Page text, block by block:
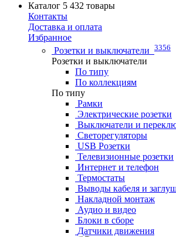
Каталог 5 432 товары
Контакты
Доставка и оплата
Избранное
Розетки и выключатели 3356
Розетки и выключатели
По типу
По коллекциям
По типу
Рамки
Электрические розетки
Выключатели и
Светорегуляторы
USB Розетки
Телевизионные розетки
Интернет и телефон
Термостаты
Выводы кабеля и
Накладной монтаж
Аудио и видео
Блоки в сборе
Датчики движения